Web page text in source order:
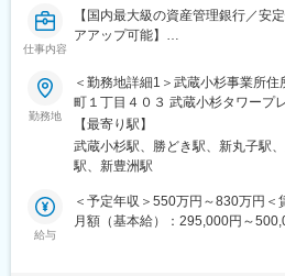
仕事内容
【国内最大級の資産管理銀行／安
アアップ可能】
担当工程はシステム企画・要件定
ー等の上流工程が中心です。また
門との折衝・調整、ベンダー統括
ト業務もお任せします。
＜プロジェクト例＞
・拠点拡大に伴うネットワーク構
間ネットワーク敷設）
・社内OA全体の戦略策定～構築（
ーバー最適化、ドメイン統合など
勤務地
＜勤務地詳細1＞武蔵小杉事業所
町１丁目４０３ 武蔵小杉タワープ
線、東急電鉄東急東横線／武蔵小
煙＜勤務地詳細2＞本社住所：東京
ランド トリトンスクエア オフィ
晴海分室住所：東京都中央区晴海
勤務地最寄駅：都営大江戸線／勝
【最寄り駅】
武蔵小杉駅、勝どき駅、新丸子駅
駅、新豊洲駅
給与
＜予定年収＞550万円～830万円＜
月額（基本給）：295,000円～